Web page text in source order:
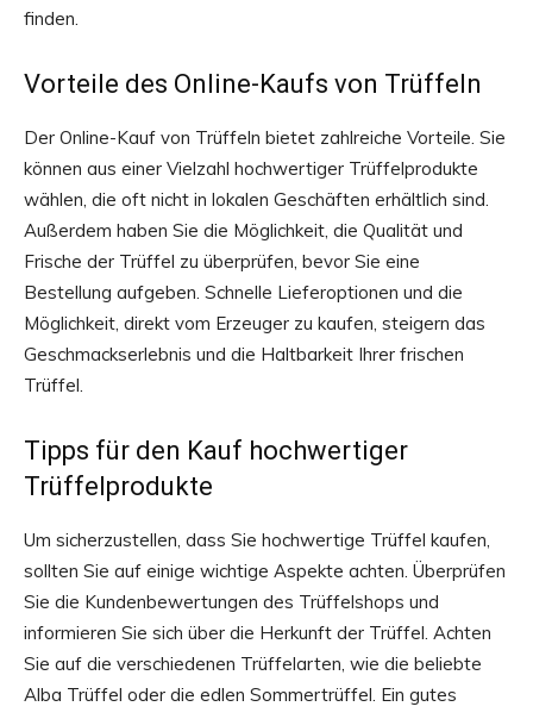
finden.
Vorteile des Online-Kaufs von Trüffeln
Der Online-Kauf von Trüffeln bietet zahlreiche Vorteile. Sie
können aus einer Vielzahl hochwertiger Trüffelprodukte
wählen, die oft nicht in lokalen Geschäften erhältlich sind.
Außerdem haben Sie die Möglichkeit, die Qualität und
Frische der Trüffel zu überprüfen, bevor Sie eine
Bestellung aufgeben. Schnelle Lieferoptionen und die
Möglichkeit, direkt vom Erzeuger zu kaufen, steigern das
Geschmackserlebnis und die Haltbarkeit Ihrer frischen
Trüffel.
Tipps für den Kauf hochwertiger
Trüffelprodukte
Um sicherzustellen, dass Sie hochwertige Trüffel kaufen,
sollten Sie auf einige wichtige Aspekte achten. Überprüfen
Sie die Kundenbewertungen des Trüffelshops und
informieren Sie sich über die Herkunft der Trüffel. Achten
Sie auf die verschiedenen Trüffelarten, wie die beliebte
Alba Trüffel oder die edlen Sommertrüffel. Ein gutes